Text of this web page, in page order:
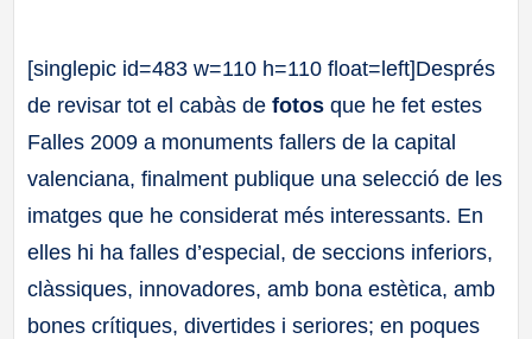
[singlepic id=483 w=110 h=110 float=left]Després
de revisar tot el cabàs defotos que he fet estes
Falles 2009 a monuments fallers de la capital
valenciana, finalment publique una selecció de les
imatges que he considerat més interessants. En
elles hi ha falles d’especial, de seccions inferiors,
clàssiques, innovadores, amb bona estètica, amb
bones crítiques, divertides i seriores; en poques